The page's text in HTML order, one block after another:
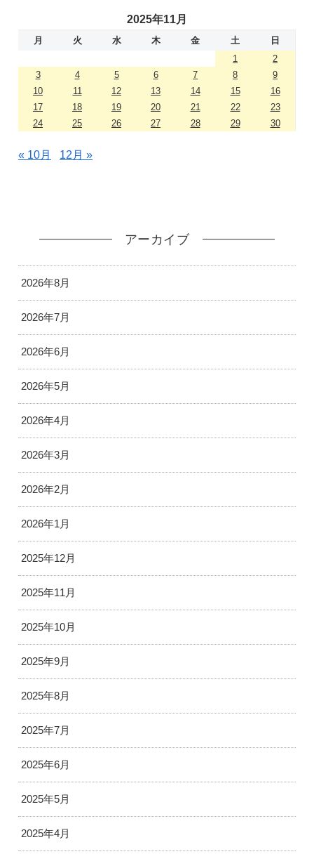
2025年11月
月 火 水 木 金 土
日
1
2
3
4 5 6 7 8
9
10
11 12 13 14 15
16
17
18 19 20 21 22
23
24
25 26 27 28 29 30
« 10月 12月 »
アーカイブ
2026年8月
2026年7月
2026年6月
2026年5月
2026年4月
2026年3月
2026年2月
2026年1月
2025年12月
2025年11月
2025年10月
2025年9月
2025年8月
2025年7月
2025年6月
2025年5月
2025年4月